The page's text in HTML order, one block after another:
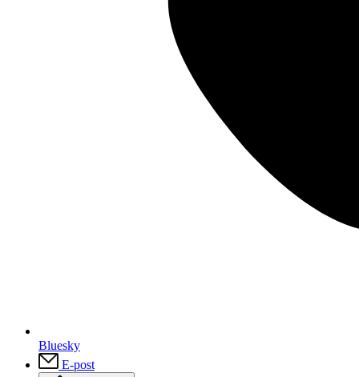
Bluesky
E-post